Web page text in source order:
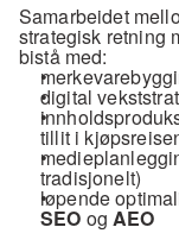
Samarbeidet
strategisk retning
bistå med:
digital
tillit i
tradisjonelt)
løpende
SEO og AEO